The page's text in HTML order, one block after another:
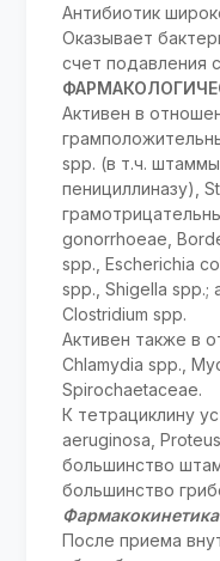
Антибиотик
Оказывает
счет подавления
Активен в
spp. (в т.ч.
пенициллиназу),
gonorrhoeae,
spp., Escherichia
spp., Shigella spp.;
Clostridium spp.
Активен также в
Chlamydia spp.,
Spirochaetaceae.
К тетрациклину
aeruginosa,
большинство
большинство
Фармакокинетика
После приема